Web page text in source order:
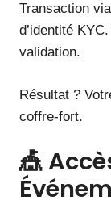
Transaction
d’identité
validation.
Résultat ?
coffre-fort.
🎪